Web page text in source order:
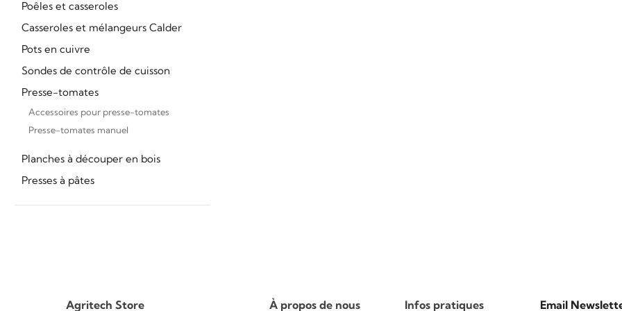
Poêles et casseroles
Casseroles et mélangeurs Calder
Pots en cuivre
Sondes de contrôle de cuisson
Presse-tomates
Accessoires pour presse-tomates
Presse-tomates manuel
Planches à découper en bois
Presses à pâtes
Agritech Store À propos de nous Infos pratiques Email